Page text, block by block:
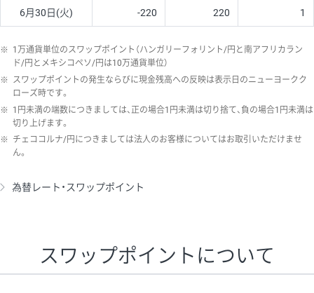
6月30日(火) -220 220 1
※ 1万通貨単位のスワップポイント（ハンガリーフォリント/円と南アフリカラン
ド/円とメキシコペソ/円は10万通貨単位）
※ スワップポイントの発生ならびに現金残高への反映は表示日のニューヨークク
ローズ時です。
※ 1円未満の端数につきましては、正の場合1円未満は切り捨て、負の場合1円未満は
切り上げます。
※ チェココルナ/円につきましては法人のお客様についてはお取引いただけませ
ん。
為替レート・スワップポイント
スワップポイントについて